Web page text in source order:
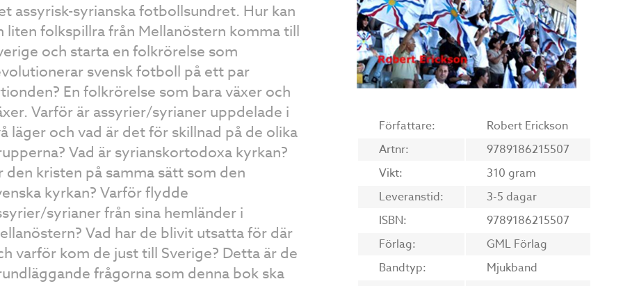
assyrisk-syrianska fotbollsundret. Hur kan
liten folkspillra från Mellanöstern komma till
och starta en folkrörelse som
svensk fotboll på ett par
En folkrörelse som bara växer och
Varför är assyrier/syrianer uppdelade i
läger och vad är det för skillnad på de olika
Vad är syrianskortodoxa kyrkan?
den kristen på samma sätt som den
kyrkan? Varför flydde
syrianer från sina hemländer i
Vad har de blivit utsatta för där
varför kom de just till Sverige? Detta är de
frågorna som denna bok ska
Författare:
Robert Erickson
Artnr:
9789186215507
Vikt:
310 gram
Leveranstid:
3-5 dagar
ISBN:
9789186215507
Förlag:
GML Förlag
Bandtyp:
Mjukband